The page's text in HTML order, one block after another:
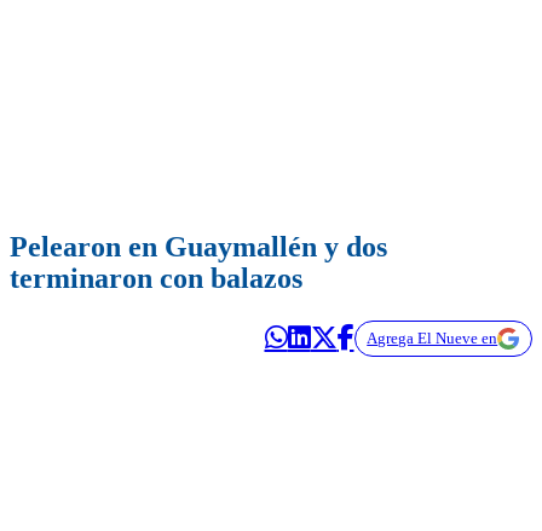
Pelearon en Guaymallén y dos
terminaron con balazos
Agrega El Nueve en